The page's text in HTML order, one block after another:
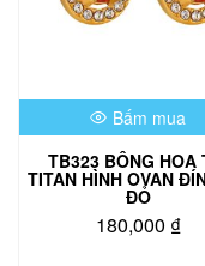
Bấm mua
TB323 BÔNG HOA
TITAN HÌNH OVAN
ĐỎ
180,000 ₫